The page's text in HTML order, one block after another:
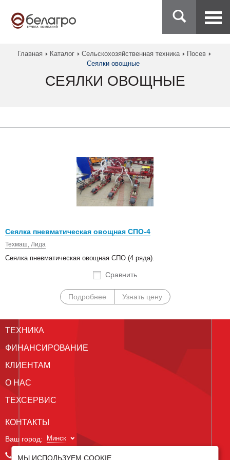
Главная Каталог Сельскохозяйственная техника
Посев
Сеялки овощные
СЕЯЛКИ ОВОЩНЫЕ
Сеялка пневматическая овощная СПО-4
Техмаш, Лида
Сеялка пневматическая овощная СПО (4 ряда).
Сравнить
Подробнее Узнать цену
ТЕХНИКА
ФИНАНСИРОВАНИЕ
КЛИЕНТАМ
О НАС
ТЕХСЕРВИС
КОНТАКТЫ
Ваш город: Минск
+375 29 238 97 34
МЫ ИСПОЛЬЗУЕМ COOKIE